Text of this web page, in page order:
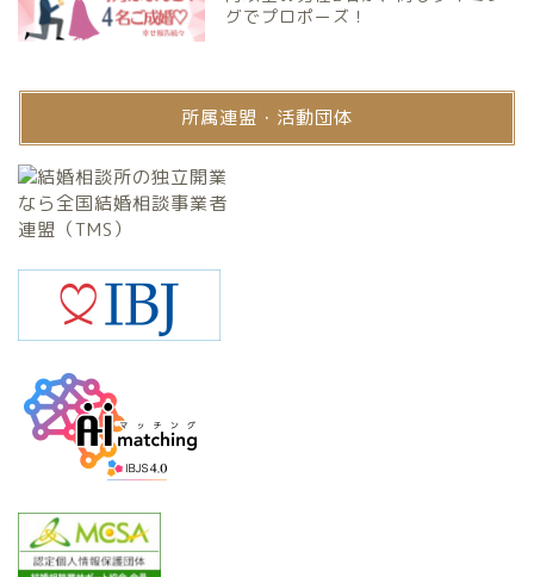
グでプロポーズ！
所属連盟・活動団体